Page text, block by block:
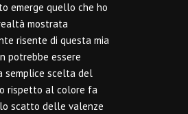
emerge quello che ho
mostrata
risente di questa mia
potrebbe essere
semplice scelta del
rispetto al colore fa
scatto delle valenze